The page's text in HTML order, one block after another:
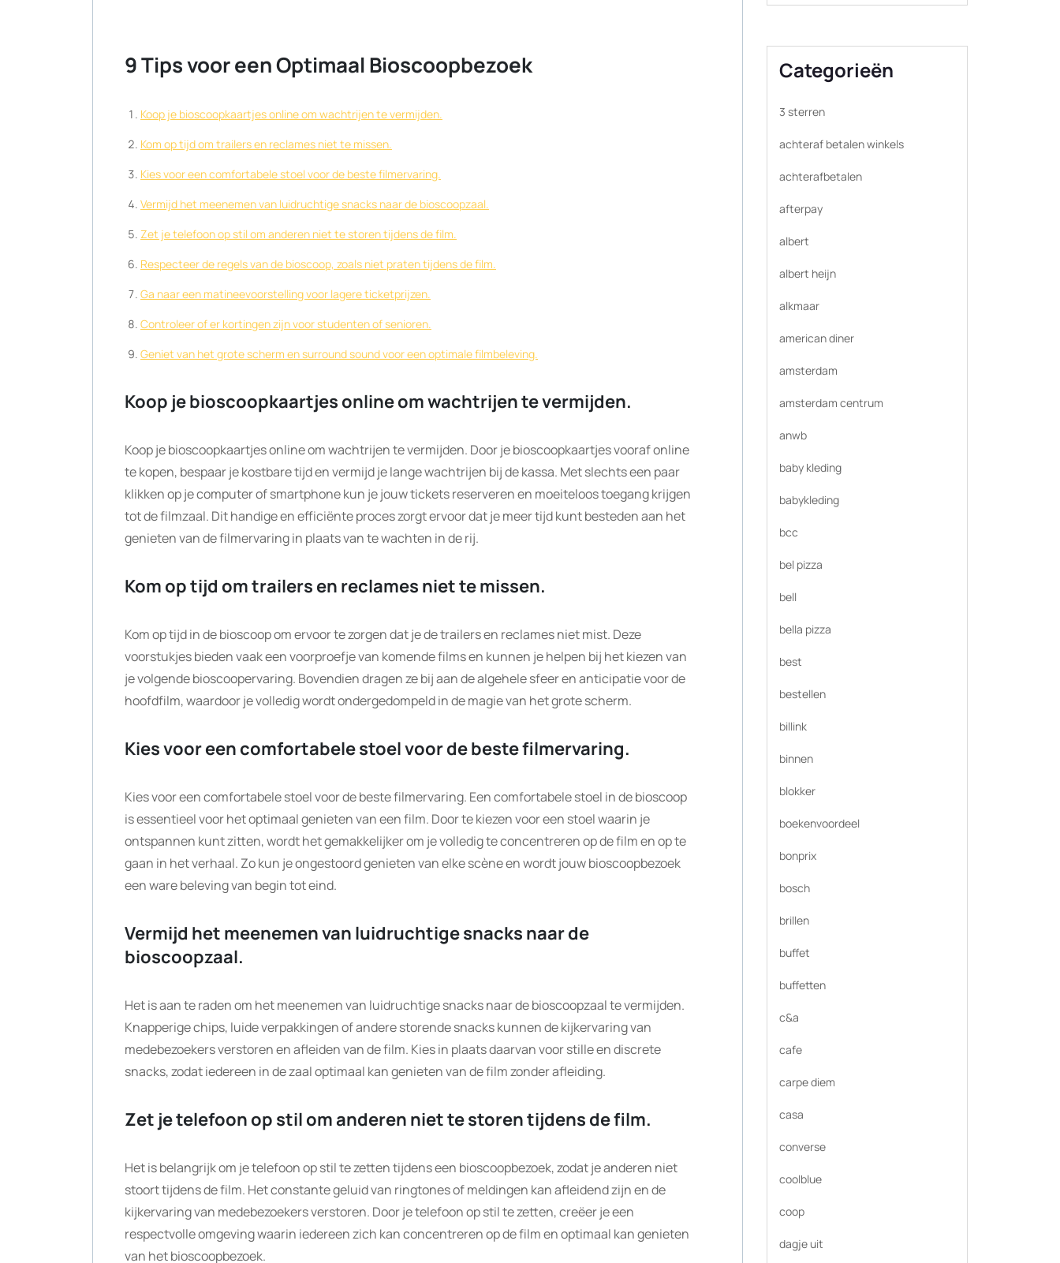
9 Tips voor een Optimaal Bioscoopbezoek
Koop je bioscoopkaartjes online om wachtrijen te vermijden.
Kom op tijd om trailers en reclames niet te missen.
Kies voor een comfortabele stoel voor de beste filmervaring.
Vermijd het meenemen van luidruchtige snacks naar de bioscoopzaal.
Zet je telefoon op stil om anderen niet te storen tijdens de film.
Respecteer de regels van de bioscoop, zoals niet praten tijdens de film.
Ga naar een matineevoorstelling voor lagere ticketprijzen.
Controleer of er kortingen zijn voor studenten of senioren.
Geniet van het grote scherm en surround sound voor een optimale filmbeleving.
Koop je bioscoopkaartjes online om wachtrijen te vermijden.
Koop je bioscoopkaartjes online om wachtrijen te vermijden. Door je bioscoopkaartjes vooraf online
te kopen, bespaar je kostbare tijd en vermijd je lange wachtrijen bij de kassa. Met slechts een paar
klikken op je computer of smartphone kun je jouw tickets reserveren en moeiteloos toegang krijgen
tot de filmzaal. Dit handige en efficiënte proces zorgt ervoor dat je meer tijd kunt besteden aan het
genieten van de filmervaring in plaats van te wachten in de rij.
Kom op tijd om trailers en reclames niet te missen.
Kom op tijd in de bioscoop om ervoor te zorgen dat je de trailers en reclames niet mist. Deze
voorstukjes bieden vaak een voorproefje van komende films en kunnen je helpen bij het kiezen van
je volgende bioscoopervaring. Bovendien dragen ze bij aan de algehele sfeer en anticipatie voor de
hoofdfilm, waardoor je volledig wordt ondergedompeld in de magie van het grote scherm.
Kies voor een comfortabele stoel voor de beste filmervaring.
Kies voor een comfortabele stoel voor de beste filmervaring. Een comfortabele stoel in de bioscoop
is essentieel voor het optimaal genieten van een film. Door te kiezen voor een stoel waarin je
ontspannen kunt zitten, wordt het gemakkelijker om je volledig te concentreren op de film en op te
gaan in het verhaal. Zo kun je ongestoord genieten van elke scène en wordt jouw bioscoopbezoek
een ware beleving van begin tot eind.
Vermijd het meenemen van luidruchtige snacks naar de
bioscoopzaal.
Het is aan te raden om het meenemen van luidruchtige snacks naar de bioscoopzaal te vermijden.
Knapperige chips, luide verpakkingen of andere storende snacks kunnen de kijkervaring van
medebezoekers verstoren en afleiden van de film. Kies in plaats daarvan voor stille en discrete
snacks, zodat iedereen in de zaal optimaal kan genieten van de film zonder afleiding.
Zet je telefoon op stil om anderen niet te storen tijdens de film.
Het is belangrijk om je telefoon op stil te zetten tijdens een bioscoopbezoek, zodat je anderen niet
stoort tijdens de film. Het constante geluid van ringtones of meldingen kan afleidend zijn en de
kijkervaring van medebezoekers verstoren. Door je telefoon op stil te zetten, creëer je een
respectvolle omgeving waarin iedereen zich kan concentreren op de film en optimaal kan genieten
van het bioscoopbezoek.
Categorieën
3 sterren
achteraf betalen winkels
achterafbetalen
afterpay
albert
albert heijn
alkmaar
american diner
amsterdam
amsterdam centrum
anwb
baby kleding
babykleding
bcc
bel pizza
bell
bella pizza
best
bestellen
billink
binnen
blokker
boekenvoordeel
bonprix
bosch
brillen
buffet
buffetten
c&a
cafe
carpe diem
casa
converse
coolblue
coop
dagje uit